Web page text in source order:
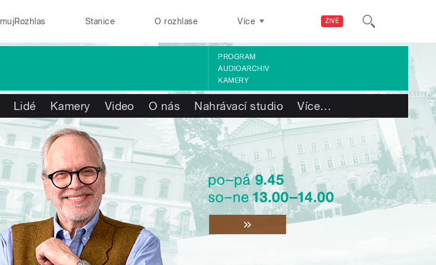
ŽIVĚ
mujRozhlas Stanice O rozhlase Více
PROGRAM
AUDIOARCHIV
KAMERY
Lidé Kamery Video O nás Nahrávací studio Více…